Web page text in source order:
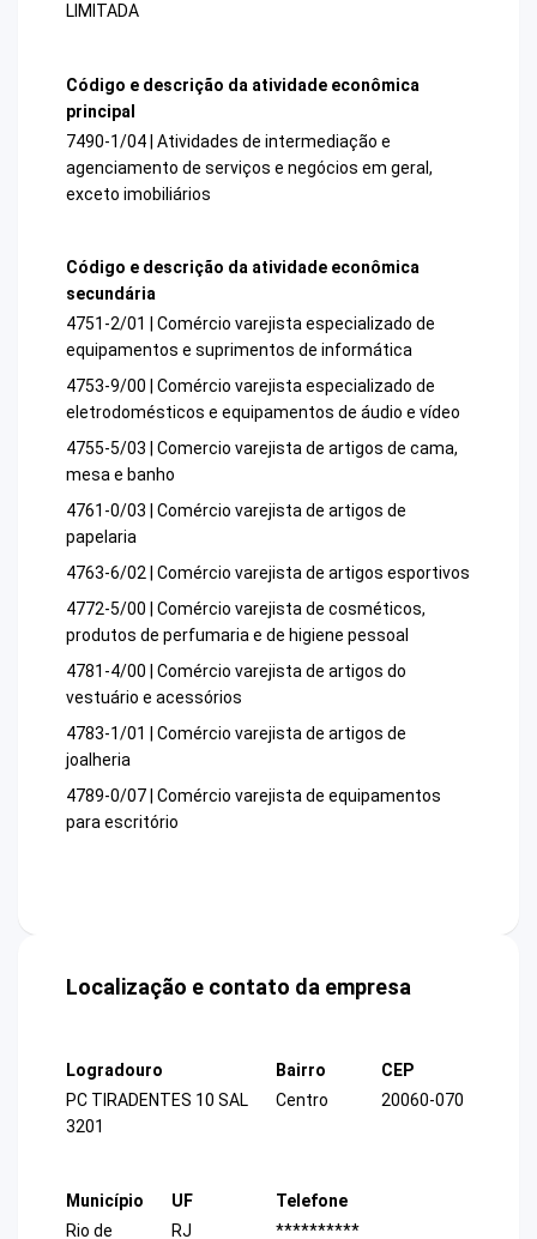
LIMITADA
Código e descrição da atividade econômica
principal
7490-1/04 | Atividades de intermediação e
agenciamento de serviços e negócios em geral,
exceto imobiliários
Código e descrição da atividade econômica
secundária
4751-2/01 | Comércio varejista especializado de
equipamentos e suprimentos de informática
4753-9/00 | Comércio varejista especializado de
eletrodomésticos e equipamentos de áudio e vídeo
4755-5/03 | Comercio varejista de artigos de cama,
mesa e banho
4761-0/03 | Comércio varejista de artigos de
papelaria
4763-6/02 | Comércio varejista de artigos esportivos
4772-5/00 | Comércio varejista de cosméticos,
produtos de perfumaria e de higiene pessoal
4781-4/00 | Comércio varejista de artigos do
vestuário e acessórios
4783-1/01 | Comércio varejista de artigos de
joalheria
4789-0/07 | Comércio varejista de equipamentos
para escritório
Localização e contato da empresa
Logradouro
PC TIRADENTES 10 SAL
3201
Bairro
Centro
CEP
20060-070
Município
Rio de
UF
RJ
Telefone
**********